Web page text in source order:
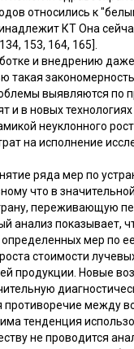
относились к
КТ Она
153, 164, 165].
и внедрению
такая
выявляются по
и в новых
неуклонного
на исполнение
ряда мер по
что в
переживающую
анализ показывает,
определенных мер по
стоимости
продукции. Новые
противоречие между
тенденция
не проводится